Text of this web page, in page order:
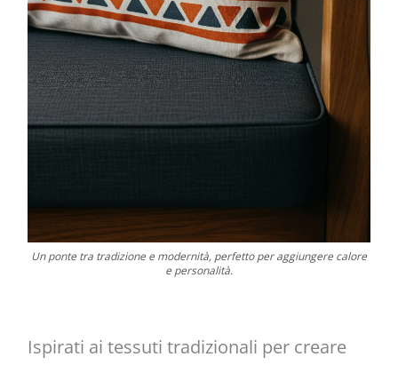
Un ponte tra tradizione e modernità, perfetto per aggiungere calore
e personalità.
Ispirati ai tessuti tradizionali per creare